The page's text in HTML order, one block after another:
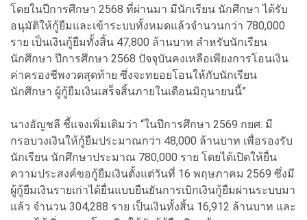
โดยในปีการศึกษา 2568 ที่ผ่านมา มีนักเรียน นักศึกษา ได้รับ
อนุมัติให้กู้ยืมและเข้าระบบทั้งหมดแล้วจำนวนกว่า 780,000
ราย เป็นเงินกู้ยืมทั้งสิ้น 47,800 ล้านบาท สำหรับนักเรียน
นักศึกษา ปีการศึกษา 2568 ปัจจุบันคงเหลือเพียงการโอนเงิน
ค่าครองชีพงวดสุดท้าย ซึ่งจะทยอยโอนให้กับนักเรียน
นักศึกษา ผู้กู้ยืมเงินเสร็จสิ้นภายในเดือนมิถุนายนนี้”
นางอัญชลี ชี้แจงเพิ่มเติมว่า “ในปีการศึกษา 2569 กยศ. มี
กรอบวงเงินให้กู้ยืมประมาณกว่า 48,000 ล้านบาท เพื่อรองรับ
นักเรียน นักศึกษาประมาณ 780,000 ราย โดยได้เปิดให้ยื่น
ความประสงค์ขอกู้ยืมเงินตั้งแต่วันที่ 16 พฤษภาคม 2569 ซึ่งมี
ผู้กู้ยืมเงินรายเก่าได้ยื่นแบบยืนยันการเบิกเงินกู้ยืมผ่านระบบมา
แล้ว จำนวน 304,288 ราย เป็นเงินทั้งสิ้น 16,912 ล้านบาท และ